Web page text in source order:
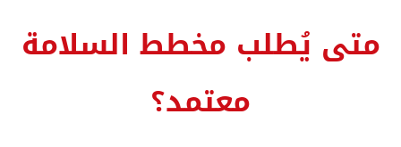
متى يُطلب مخطط السلامة
معتمد؟